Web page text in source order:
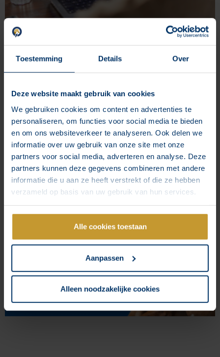
Toestemming Details Over
Deze website maakt gebruik van cookies
We gebruiken cookies om content en advertenties te
personaliseren, om functies voor social media te bieden
en om ons websiteverkeer te analyseren. Ook delen we
informatie over uw gebruik van onze site met onze
partners voor social media, adverteren en analyse. Deze
partners kunnen deze gegevens combineren met andere
informatie die u aan ze heeft verstrekt of die ze hebben
verzameld op basis van uw gebruik van hun services.
Alle cookies toestaan
Aanpassen
Alleen noodzakelijke cookies
Online adverteren veulenveilingen
Grand Prix Sales ondersteunen wij in hun marketing met het
realiseren en monitoren van Meta-
Lees meer »